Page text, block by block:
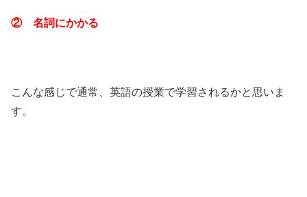
② 名詞にかかる
こんな感じで通常、英語の授業で学習されるかと思いま
す。